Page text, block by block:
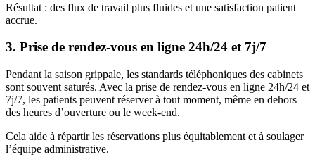
Résultat : des flux de travail plus fluides et une satisfaction patient
accrue.
3. Prise de rendez-vous en ligne 24h/24 et 7j/7
Pendant la saison grippale, les standards téléphoniques des cabinets
sont souvent saturés. Avec la prise de rendez-vous en ligne 24h/24 et
7j/7, les patients peuvent réserver à tout moment, même en dehors
des heures d’ouverture ou le week-end.
Cela aide à répartir les réservations plus équitablement et à soulager
l’équipe administrative.